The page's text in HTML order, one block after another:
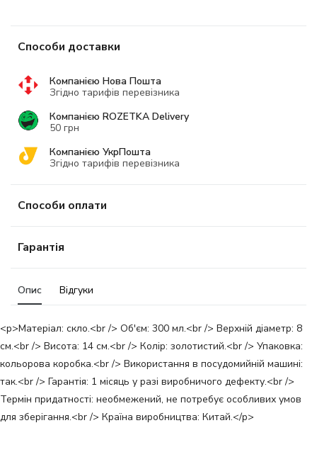
Способи доставки
Компанією Нова Пошта
Згідно тарифів перевізника
Компанією ROZETKA Delivery
50 грн
Компанією УкрПошта
Згідно тарифів перевізника
Способи оплати
Гарантія
Опис Відгуки
<p>Матеріал: скло.<br /> Об'єм: 300 мл.<br /> Верхній діаметр: 8
см.<br /> Висота: 14 см.<br /> Колір: золотистий.<br /> Упаковка:
кольорова коробка.<br /> Використання в посудомийній машині:
так.<br /> Гарантія: 1 місяць у разі виробничого дефекту.<br />
Термін придатності: необмежений, не потребує особливих умов
для зберігання.<br /> Країна виробництва: Китай.</p>